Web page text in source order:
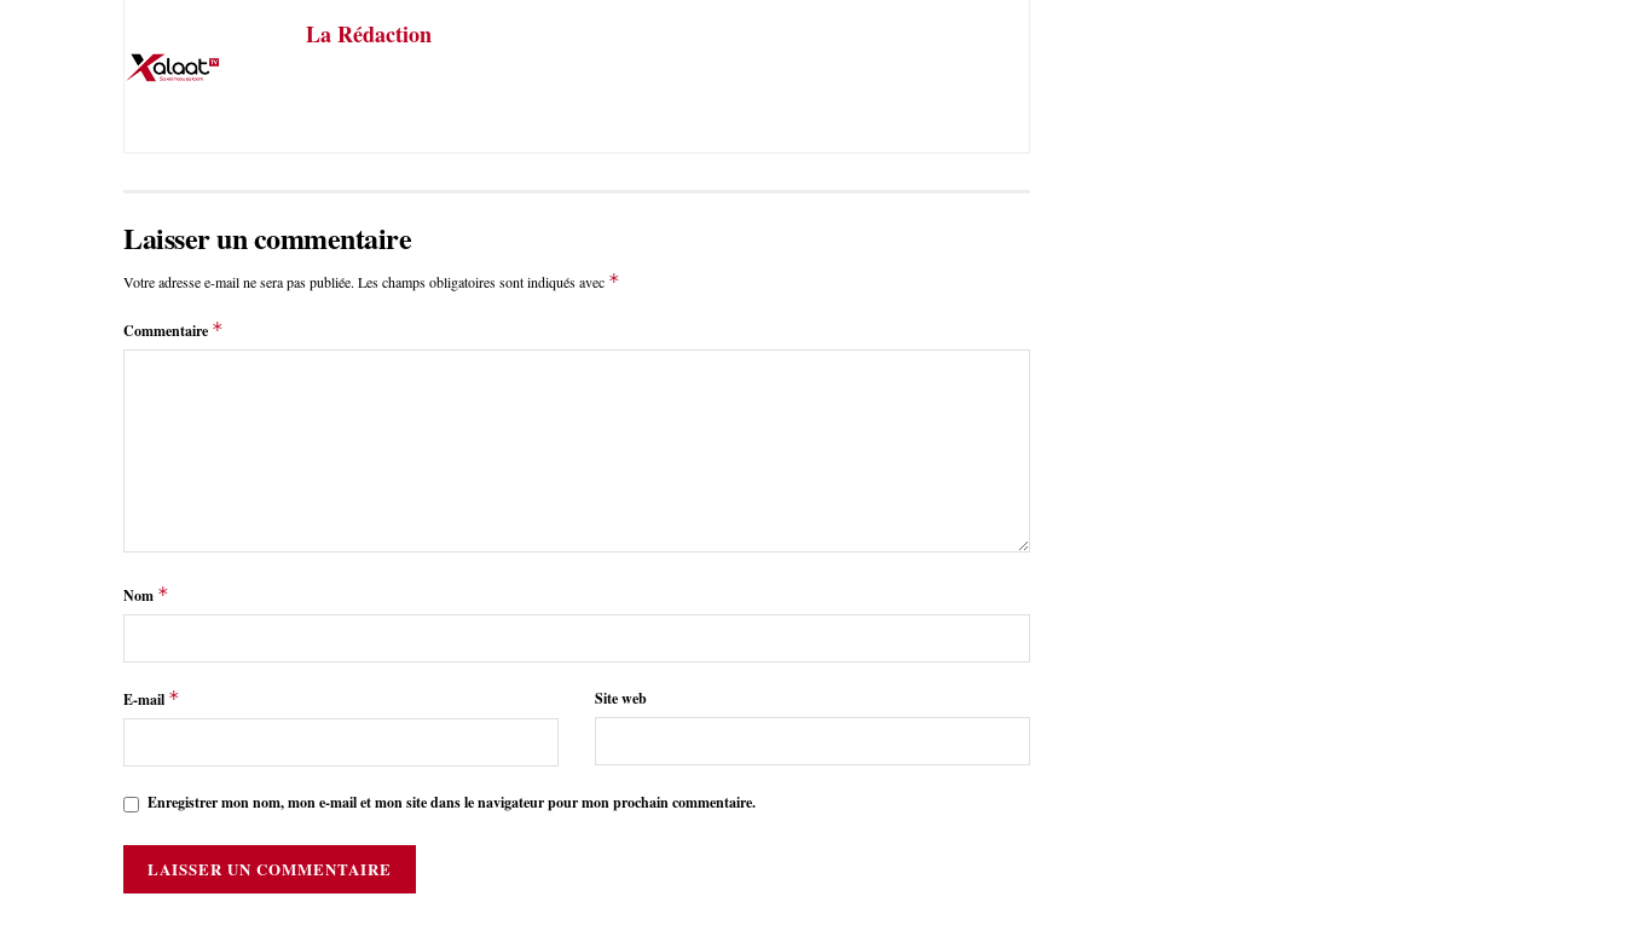
La Rédaction
Laisser un commentaire
Votre adresse e-mail ne sera pas publiée. Les champs obligatoires sont indiqués avec *
Commentaire *
Nom *
E-mail * Site web
Enregistrer mon nom, mon e-mail et mon site dans le navigateur pour mon prochain commentaire.